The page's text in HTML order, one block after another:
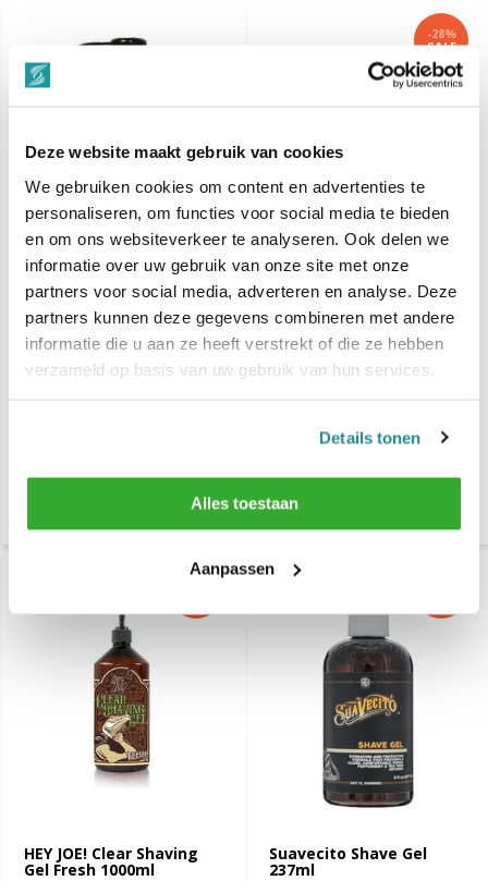
Deze website maakt gebruik van cookies
We gebruiken cookies om content en advertenties te
personaliseren, om functies voor social media te bieden
en om ons websiteverkeer te analyseren. Ook delen we
informatie over uw gebruik van onze site met onze
partners voor social media, adverteren en analyse. Deze
partners kunnen deze gegevens combineren met andere
informatie die u aan ze heeft verstrekt of die ze hebben
verzameld op basis van uw gebruik van hun services.
Details tonen
Alles toestaan
Aanpassen
MARMARA BARBER
Shaving Gel No. 77 -
500ml
€ 11,50
Proraso Shaving Cream
Azur Lime 275ml
-28%
SALE
€ 12,99
bezorgd
HEY JOE! Clear Shaving
Gel Fresh 1000ml
Suavecito Shave Gel
237ml